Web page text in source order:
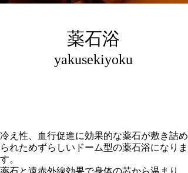
薬石浴
yakusekiyoku
冷え性、血行促進に効果的な薬石が敷き詰め
られためずらしいドーム型の薬石浴になりま
す。
薬石と遠赤外線効果で身体の芯から温まり、